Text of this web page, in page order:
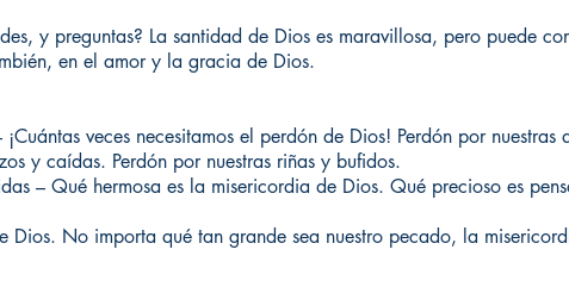
y preguntas? La santidad de Dios es maravillosa, pero puede
en el amor y la gracia de Dios.
veces necesitamos el perdón de Dios! Perdón por nuestras
y caídas. Perdón por nuestras riñas y bufidos.
– Qué hermosa es la misericordia de Dios. Qué precioso es
Dios. No importa qué tan grande sea nuestro pecado, la